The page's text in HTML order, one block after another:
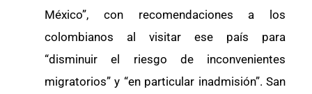
México”, con recomendaciones a los
colombianos al visitar ese país para
“disminuir el riesgo de inconvenientes
migratorios” y “en particular inadmisión”. San